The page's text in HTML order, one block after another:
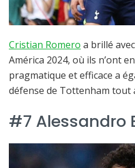
Cristian Romero a brillé
América 2024, où ils n’ont
pragmatique et efficace a
défense de Tottenham tout
#7 Alessandro